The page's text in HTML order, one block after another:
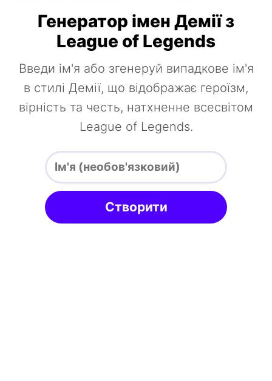
Генератор імен Демії з
League of Legends
Введи ім'я або згенеруй випадкове ім'я
в стилі Демії, що відображає героїзм,
вірність та честь, натхненне всесвітом
League of Legends.
Створити